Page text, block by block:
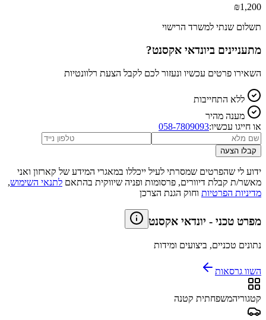
₪1,200
תשלום שנתי למשרד הרישוי
מתעניינים ביונדאי אקסנט?
השאירו פרטים עכשיו ונעזור לכם לקבל הצעת רלוונטיות
ללא התחייבות
מענה מהיר
או חייגו עכשיו:058-7809093
קבלו הצעה
ידוע לי שהפרטים שמסרתי לעיל ייכללו במאגרי המידע של קארזון ואני
מאשר/ת קבלת דיוורים, פרסומות ופניה שיווקית בהתאם לתנאי השימוש,
מדיניות הפרטיות וחוק הגנת הצרכן
מפרט טכני - יונדאי אקסנט
נתונים טכניים, ביצועים ומידות
השוו גרסאות
קטגוריהמשפחתית קטנה